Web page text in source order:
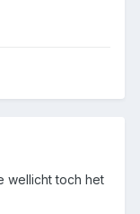
wellicht toch het